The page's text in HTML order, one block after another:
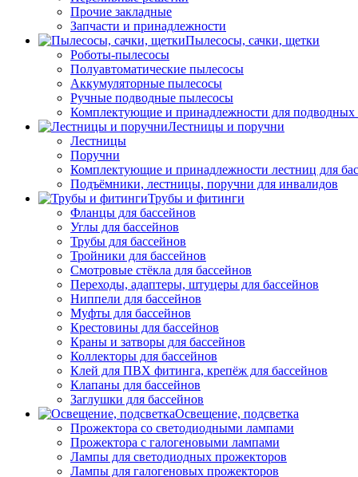
Прочие закладные
Запчасти и принадлежности
Пылесосы, сачки, щетки
Роботы-пылесосы
Полуавтоматические пылесосы
Аккумуляторные пылесосы
Ручные подводные пылесосы
Комплектующие и принадлежности для подводных
Лестницы и поручни
Лестницы
Поручни
Комплектующие и принадлежности лестниц для
Подъёмники, лестницы, поручни для инвалидов
Трубы и фитинги
Фланцы для бассейнов
Углы для бассейнов
Трубы для бассейнов
Тройники для бассейнов
Смотровые стёкла для бассейнов
Переходы, адаптеры, штуцеры для бассейнов
Ниппели для бассейнов
Муфты для бассейнов
Крестовины для бассейнов
Краны и затворы для бассейнов
Коллекторы для бассейнов
Клей для ПВХ фитинга, крепёж для бассейнов
Клапаны для бассейнов
Заглушки для бассейнов
Освещение, подсветка
Прожектора со светодиодными лампами
Прожектора с галогеновыми лампами
Лампы для светодиодных прожекторов
Лампы для галогеновых прожекторов